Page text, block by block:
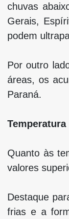
chuvas
Gerais,
podem
Por outro
áreas, os
Paraná.
Temperatura
Quanto às
valores
Destaque
frias e a